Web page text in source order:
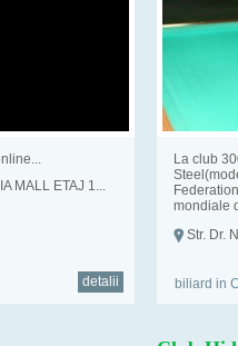
MALL ETAJ 1...
detalii
La club
mondiale
Str. Dr.
biliard in